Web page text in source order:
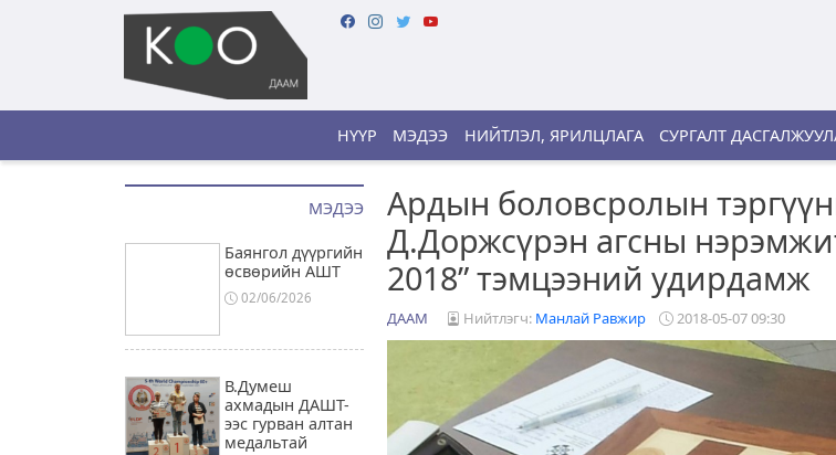
НҮҮР МЭДЭЭ НИЙТЛЭЛ, ЯРИЛЦЛАГА СУРГАЛТ
МЭДЭЭ
Баянгол дүүргийн
өсвөрийн АШТ
02/06/2026
В.Думеш
ахмадын ДАШТ-
ээс гурван алтан
медальтай
Ардын боловсролын
Д.Доржсүрэн агсны
2018” тэмцээний удирдамж
ДААМ Нийтлэгч: Манлай Равжир 2018-05-07 09:30